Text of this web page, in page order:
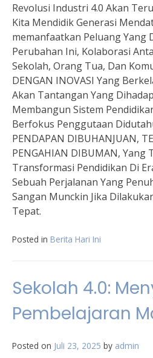
Revolusi Industri 4.0 Akan
Kita Mendidik Generasi
memanfaatkan Peluang Yang
Perubahan Ini, Kolaborasi
Sekolah, Orang Tua, Dan
DENGAN INOVASI Yang
Akan Tantangan Yang
Membangun Sistem
Berfokus Penggutaan
PENDAPAN DIBUHANJUAN,
PENGAHIAN DIBUMAN, Yang
Transformasi Pendidikan Di
Sebuah Perjalanan Yang
Sangan Munckin Jika
Tepat.
Posted in Berita Hari Ini
Sekolah 4.0:
Pembelajaran
Posted on Juli 23, 2025 by admin